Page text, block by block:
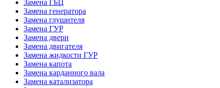
Замена ГБЦ
Замена генератора
Замена глушителя
Замена ГУР
Замена двери
Замена двигателя
Замена жидкости ГУР
Замена капота
Замена карданного вала
Замена катализатора